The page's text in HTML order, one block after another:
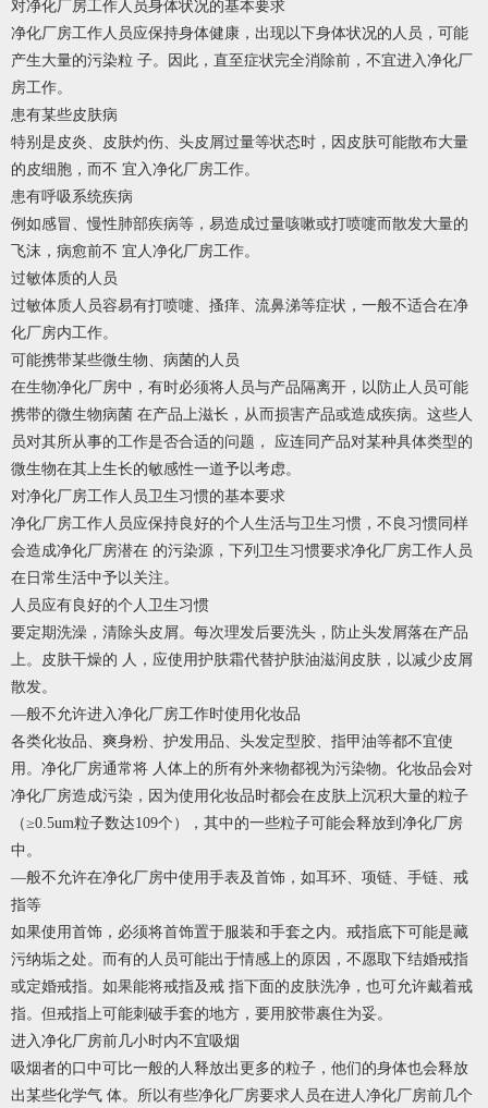
对净化厂房工作人员身体状况的基本要求
净化厂房工作人员应保持身体健康，出现以下身体状况的人员，可能
产生大量的污染粒 子。因此，直至症状完全消除前，不宜进入净化厂
房工作。
患有某些皮肤病
特别是皮炎、皮肤灼伤、头皮屑过量等状态时，因皮肤可能散布大量
的皮细胞，而不 宜入净化厂房工作。
患有呼吸系统疾病
例如感冒、慢性肺部疾病等，易造成过量咳嗽或打喷嚏而散发大量的
飞沫，病愈前不 宜人净化厂房工作。
过敏体质的人员
过敏体质人员容易有打喷嚏、搔痒、流鼻涕等症状，一般不适合在净
化厂房内工作。
可能携带某些微生物、病菌的人员
在生物净化厂房中，有时必须将人员与产品隔离开，以防止人员可能
携带的微生物病菌 在产品上滋长，从而损害产品或造成疾病。这些人
员对其所从事的工作是否合适的问题， 应连同产品对某种具体类型的
微生物在其上生长的敏感性一道予以考虑。
对净化厂房工作人员卫生习惯的基本要求
净化厂房工作人员应保持良好的个人生活与卫生习惯，不良习惯同样
会造成净化厂房潜在 的污染源，下列卫生习惯要求净化厂房工作人员
在日常生活中予以关注。
人员应有良好的个人卫生习惯
要定期洗澡，清除头皮屑。每次理发后要洗头，防止头发屑落在产品
上。皮肤干燥的 人，应使用护肤霜代替护肤油滋润皮肤，以减少皮屑
散发。
—般不允许进入净化厂房工作时使用化妆品
各类化妆品、爽身粉、护发用品、头发定型胶、指甲油等都不宜使
用。净化厂房通常将 人体上的所有外来物都视为污染物。化妆品会对
净化厂房造成污染，因为使用化妆品时都会在皮肤上沉积大量的粒子
（≥0.5um粒子数达109个），其中的一些粒子可能会释放到净化厂房
中。
—般不允许在净化厂房中使用手表及首饰，如耳环、项链、手链、戒
指等
如果使用首饰，必须将首饰置于服装和手套之内。戒指底下可能是藏
污纳垢之处。而有的人员可能出于情感上的原因，不愿取下结婚戒指
或定婚戒指。如果能将戒指及戒 指下面的皮肤洗净，也可允许戴着戒
指。但戒指上可能刺破手套的地方，要用胶带裹住为妥。
进入净化厂房前几小时内不宜吸烟
吸烟者的口中可比一般的人释放出更多的粒子，他们的身体也会释放
出某些化学气 体。所以有些净化厂房要求人员在进人净化厂房前几个